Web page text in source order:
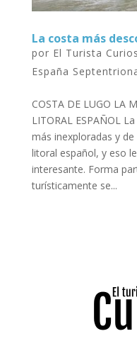
La costa más
por El Turista
España
COSTA DE LUGO LA
LITORAL ESPAÑOL
más inexploradas y
litoral español, y eso
interesante. Forma
turísticamente se...